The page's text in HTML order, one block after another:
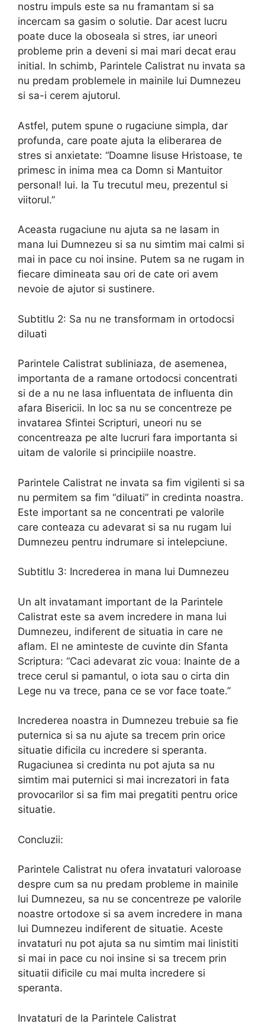
nostru impuls este sa nu framantam si sa
incercam sa gasim o solutie. Dar acest lucru
poate duce la oboseala si stres, iar uneori
probleme prin a deveni si mai mari decat erau
initial. In schimb, Parintele Calistrat nu invata sa
nu predam problemele in mainile lui Dumnezeu
si sa-i cerem ajutorul.
Astfel, putem spune o rugaciune simpla, dar
profunda, care poate ajuta la eliberarea de
stres si anxietate: “Doamne Iisuse Hristoase, te
primesc in inima mea ca Domn si Mantuitor
personal! lui. Ia Tu trecutul meu, prezentul si
viitorul.”
Aceasta rugaciune nu ajuta sa ne lasam in
mana lui Dumnezeu si sa nu simtim mai calmi si
mai in pace cu noi insine. Putem sa ne rugam in
fiecare dimineata sau ori de cate ori avem
nevoie de ajutor si sustinere.
Subtitlu 2: Sa nu ne transformam in ortodocsi
diluati
Parintele Calistrat subliniaza, de asemenea,
importanta de a ramane ortodocsi concentrati
si de a nu ne lasa influentata de influenta din
afara Bisericii. In loc sa nu se concentreze pe
invatarea Sfintei Scripturi, uneori nu se
concentreaza pe alte lucruri fara importanta si
uitam de valorile si principiile noastre.
Parintele Calistrat ne invata sa fim vigilenti si sa
nu permitem sa fim “diluati” in credinta noastra.
Este important sa ne concentrati pe valorile
care conteaza cu adevarat si sa nu rugam lui
Dumnezeu pentru indrumare si intelepciune.
Subtitlu 3: Increderea in mana lui Dumnezeu
Un alt invatamant important de la Parintele
Calistrat este sa avem incredere in mana lui
Dumnezeu, indiferent de situatia in care ne
aflam. El ne aminteste de cuvinte din Sfanta
Scriptura: “Caci adevarat zic voua: Inainte de a
trece cerul si pamantul, o iota sau o cirta din
Lege nu va trece, pana ce se vor face toate.”
Increderea noastra in Dumnezeu trebuie sa fie
puternica si sa nu ajute sa trecem prin orice
situatie dificila cu incredere si speranta.
Rugaciunea si credinta nu pot ajuta sa nu
simtim mai puternici si mai increzatori in fata
provocarilor si sa fim mai pregatiti pentru orice
situatie.
Concluzii:
Parintele Calistrat nu ofera invataturi valoroase
despre cum sa nu predam probleme in mainile
lui Dumnezeu, sa nu se concentreze pe valorile
noastre ortodoxe si sa avem incredere in mana
lui Dumnezeu indiferent de situatie. Aceste
invataturi nu pot ajuta sa nu simtim mai linistiti
si mai in pace cu noi insine si sa trecem prin
situatii dificile cu mai multa incredere si
speranta.
Invataturi de la Parintele Calistrat